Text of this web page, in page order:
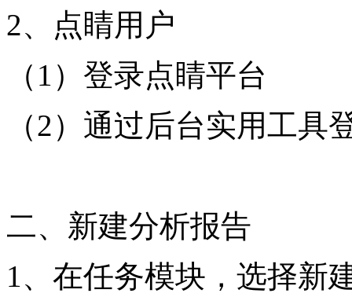
2、点睛用户
（1）登录点睛平台
（2）通过后台实用工具
二、新建分析报告
1、在任务模块，选择新